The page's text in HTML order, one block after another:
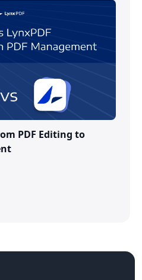
PDF Editing to